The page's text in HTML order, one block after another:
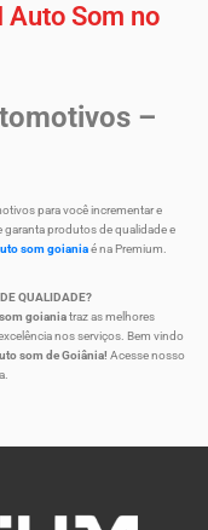
Auto Som no
–
para você incrementar e
garanta produtos de qualidade e
som goianiaé na Premium.
QUALIDADE?
goianiatraz as melhores
nos serviços. Bem vindo
som de Goiânia! Acesse nosso